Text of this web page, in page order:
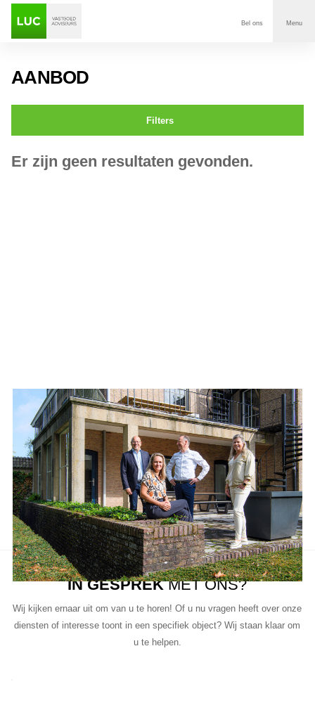
Bel ons Menu
AANBOD
Filters
Er zijn geen resultaten gevonden.
Aanbod van LUC
Neem de tijd om onze lijst met beschikbare object te bekijken en
aarzel niet om contact met ons op te nemen als u vragen heeft, meer
informatie wilt of een bezichtiging wil plannen.
Ons team van vastgoedprofessionals staat klaar om u te helpen bij
elke stap van het proces.
IN GESPREKMET ONS?
Wij kijken ernaar uit om van u te horen! Of u nu vragen heeft over onze
diensten of interesse toont in een specifiek object? Wij staan klaar om
u te helpen.